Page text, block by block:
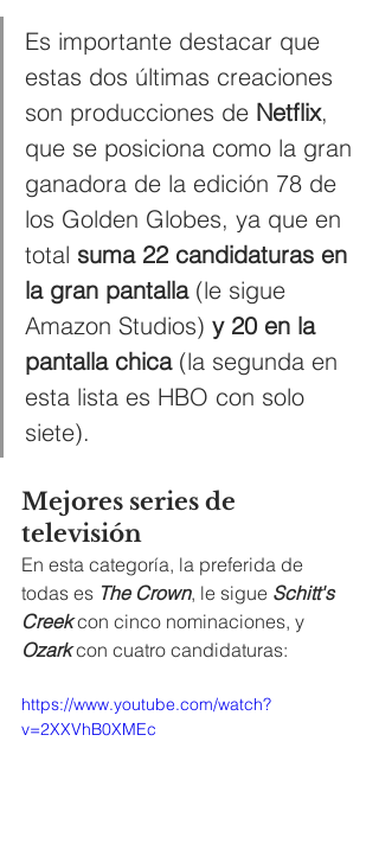
Es importante destacar que
estas dos últimas creaciones
son producciones de Netflix,
que se posiciona como la gran
ganadora de la edición 78 de
los Golden Globes, ya que en
total suma 22 candidaturas en
la gran pantalla (le sigue
Amazon Studios) y 20 en la
pantalla chica (la segunda en
esta lista es HBO con solo
siete).
Mejores series de
televisión
En esta categoría, la preferida de
todas es The Crown, le sigue Schitt's
Creek con cinco nominaciones, y
Ozark con cuatro candidaturas:
https://www.youtube.com/watch?
v=2XXVhB0XMEc